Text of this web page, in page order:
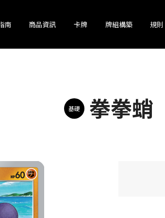
南 商品資訊 卡牌 牌組構築 規則
基礎 拳拳蛸